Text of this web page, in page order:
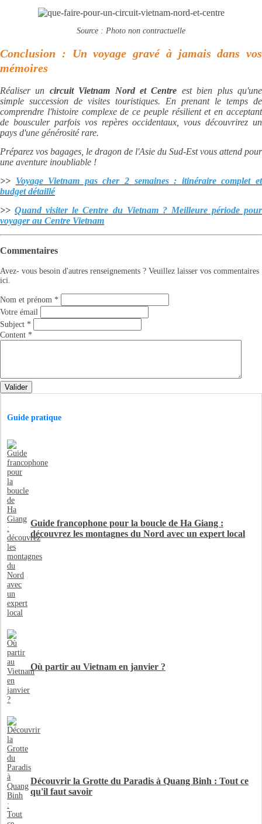
Source : Photo non contractuelle
Conclusion : Un voyage gravé à jamais dans vos
mémoires
Réaliser un circuit Vietnam Nord et Centre est bien plus qu'une
simple succession de visites touristiques. En prenant le temps de
comprendre l'histoire complexe de ce peuple résilient et en acceptant
de bousculer parfois vos repères occidentaux, vous découvrirez un
pays d'une générosité rare.
Préparez vos bagages, le dragon de l'Asie du Sud-Est vous attend pour
une aventure inoubliable !
>> Voyage Vietnam pas cher 2 semaines : itinéraire complet et
budget détaillé
>>Quand visiter le Centre du Vietnam ? Meilleure période pour
voyager au Centre Vietnam
Commentaires
Avez- vous besoin d'autres renseignements ? Veuillez laisser vos commentaires
ici.
Nom et prénom *
Votre émail
Subject *
Content *
Valider
Guide pratique
Guide francophone pour la boucle de Ha Giang :
découvrez les montagnes du Nord avec un expert local
Où partir au Vietnam en janvier ?
Découvrir la Grotte du Paradis à Quang Binh : Tout ce
qu'il faut savoir